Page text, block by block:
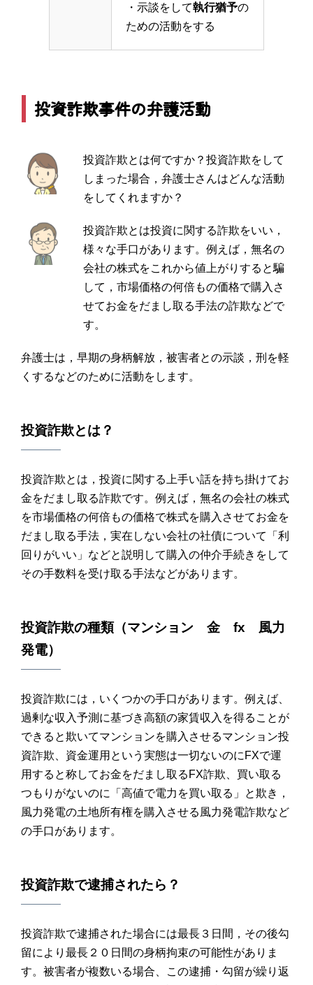
・示談をして執行猶予の
ための活動をする
投資詐欺事件の弁護活動
投資詐欺とは何ですか？投資詐欺をして
しまった場合，弁護士さんはどんな活動
をしてくれますか？
投資詐欺とは投資に関する詐欺をいい，
様々な手口があります。例えば，無名の
会社の株式をこれから値上がりすると騙
して，市場価格の何倍もの価格で購入さ
せてお金をだまし取る手法の詐欺などで
す。
弁護士は，早期の身柄解放，被害者との示談，刑を軽
くするなどのために活動をします。
投資詐欺とは？
投資詐欺とは，投資に関する上手い話を持ち掛けてお
金をだまし取る詐欺です。例えば，無名の会社の株式
を市場価格の何倍もの価格で株式を購入させてお金を
だまし取る手法，実在しない会社の社債について「利
回りがいい」などと説明して購入の仲介手続きをして
その手数料を受け取る手法などがあります。
投資詐欺の種類（マンション 金 fx 風力
発電）
投資詐欺には，いくつかの手口があります。例えば、
過剰な収入予測に基づき高額の家賃収入を得ることが
できると欺いてマンションを購入させるマンション投
資詐欺、資金運用という実態は一切ないのにFXで運
用すると称してお金をだまし取るFX詐欺、買い取る
つもりがないのに「高値で電力を買い取る」と欺き，
風力発電の土地所有権を購入させる風力発電詐欺など
の手口があります。
投資詐欺で逮捕されたら？
投資詐欺で逮捕された場合には最長３日間，その後勾
留により最長２０日間の身柄拘束の可能性がありま
す。被害者が複数いる場合、この逮捕・勾留が繰り返